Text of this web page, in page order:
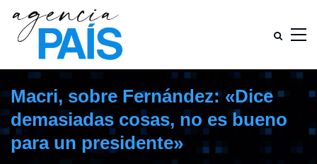
Macri, sobre Fernández: «Dice
demasiadas cosas, no es bueno
para un presidente»